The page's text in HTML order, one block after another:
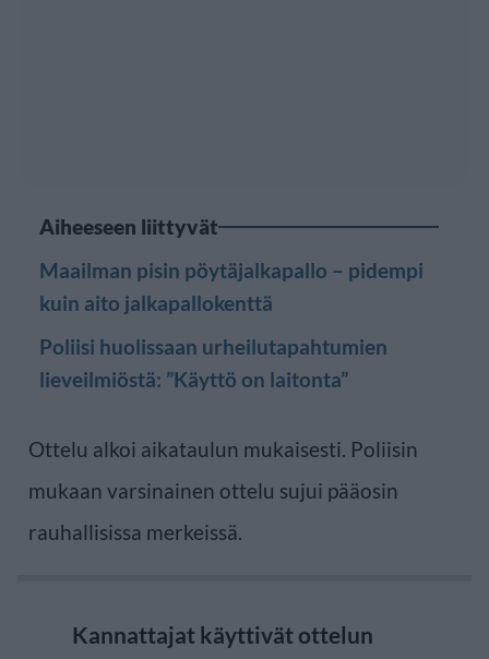
Aiheeseen liittyvät
Maailman pisin pöytäjalkapallo – pidempi
kuin aito jalkapallokenttä
Poliisi huolissaan urheilutapahtumien
lieveilmiöstä: ”Käyttö on laitonta”
Ottelu alkoi aikataulun mukaisesti. Poliisin
mukaan varsinainen ottelu sujui pääosin
rauhallisissa merkeissä.
Kannattajat käyttivät ottelun